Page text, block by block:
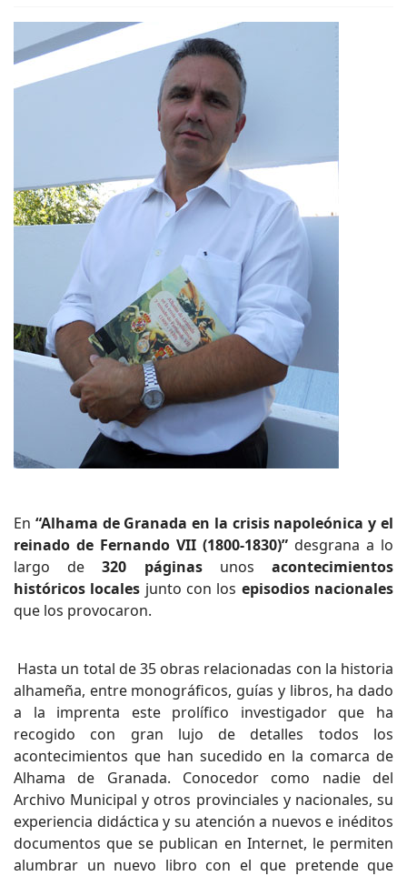
En “Alhama de Granada en la crisis napoleónica y el
reinado de Fernando VII (1800-1830)” desgrana a lo
largo de320 páginasunosacontecimientos
históricos locales junto con los episodios nacionales
que los provocaron.
Hasta un total de 35 obras relacionadas con la historia
alhameña, entre monográficos, guías y libros, ha dado
a la imprenta este prolífico investigador que ha
recogido con gran lujo de detalles todos los
acontecimientos que han sucedido en la comarca de
Alhama de Granada. Conocedor como nadie del
Archivo Municipal y otros provinciales y nacionales, su
experiencia didáctica y su atención a nuevos e inéditos
documentos que se publican en Internet, le permiten
alumbrar un nuevo libro con el que pretende que